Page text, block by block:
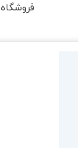
فروشگاه